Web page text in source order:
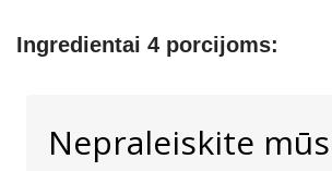
Ingredientai 4 porcijoms:
Nepraleiskite